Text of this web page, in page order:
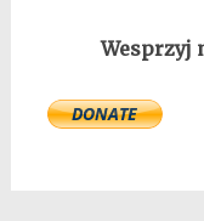
Wesprzyj